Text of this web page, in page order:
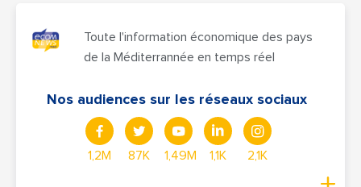
Toute l'information économique des pays
de la Méditerrannée en temps réel
Nos audiences sur les réseaux sociaux
1,2M 87K 1,49M 1,1K 2,1K